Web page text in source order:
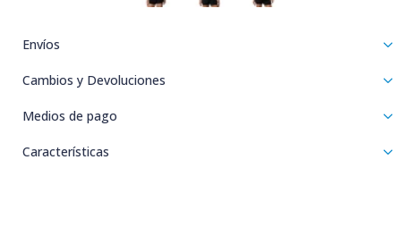
Envíos
Cambios y Devoluciones
Medios de pago
Características